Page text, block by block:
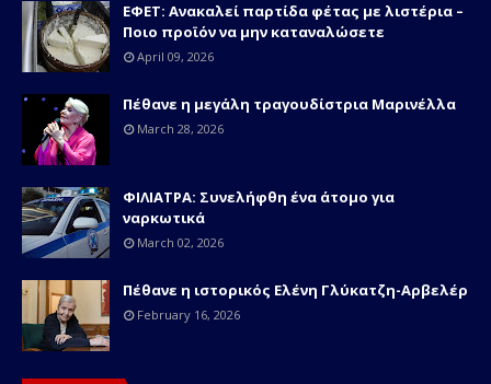
ΕΦΕΤ: Ανακαλεί παρτίδα φέτας με λιστέρια –
Ποιο προϊόν να μην καταναλώσετε
April 09, 2026
Πέθανε η μεγάλη τραγουδίστρια Μαρινέλλα
March 28, 2026
ΦΙΛΙΑΤΡΑ: Συνελήφθη ένα άτομο για
ναρκωτικά
March 02, 2026
Πέθανε η ιστορικός Ελένη Γλύκατζη-Αρβελέρ
February 16, 2026